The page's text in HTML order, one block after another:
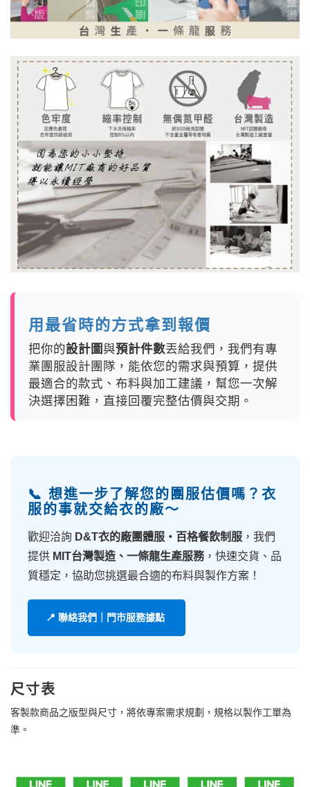
用最省時的方式拿到報價
把你的設計圖與預計件數丟給我們，我們有專
業團服設計團隊，能依您的需求與預算，提供
最適合的款式、布料與加工建議，幫您一次解
決選擇困難，直接回覆完整估價與交期。
📞 想進一步了解您的團服估價嗎？衣
服的事就交給衣的廠～
歡迎洽詢 D&T衣的廠團體服・百格餐飲制服 ，我們
提供 MIT台灣製造、一條龍生產服務，快速交貨、品
質穩定，協助您挑選最合適的布料與製作方案！
📍 聯絡我們｜門市服務據點
尺寸表
客製款商品之版型與尺寸，將依專案需求規劃，規格以製作工單為
準。